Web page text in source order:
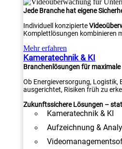
Jede Branche hat eigene
Individuell konzipierte
Komplettlösungen kombinieren
Mehr erfahren
Kameratechnik & KI
Branchenlösungen für maximale
Ob Energieversorgung, Logistik,
ausgerichtet, Risiken früh zu
Zukunftssichere Lösungen –
Kameratechnik & KI
Aufzeichnung &